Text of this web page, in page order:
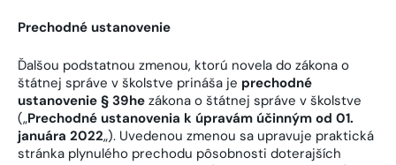
Prechodné ustanovenie
Ďalšou podstatnou zmenou, ktorú novela do zákona o
štátnej správe v školstve prináša je prechodné
ustanovenie § 39he zákona o štátnej správe v školstve
(„Prechodné ustanovenia k úpravám účinným od 01.
januára 2022„). Uvedenou zmenou sa upravuje praktická
stránka plynulého prechodu pôsobnosti doterajších